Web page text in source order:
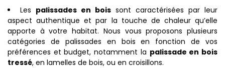
Les palissades en bois sont caractérisées par leur
aspect authentique et par la touche de chaleur qu’elle
apporte à votre habitat. Nous vous proposons plusieurs
catégories de palissades en bois en fonction de vos
préférences et budget, notamment la palissade en bois
tressé, en lamelles de bois, ou en croisillons.